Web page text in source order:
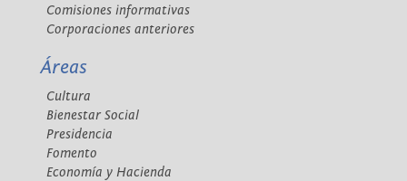
Comisiones informativas
Corporaciones anteriores
Áreas
Cultura
Bienestar Social
Presidencia
Fomento
Economía y Hacienda